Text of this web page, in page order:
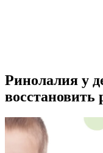
Ринолалия у
восстановить